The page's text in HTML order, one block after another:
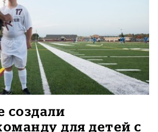
создали
для детей с